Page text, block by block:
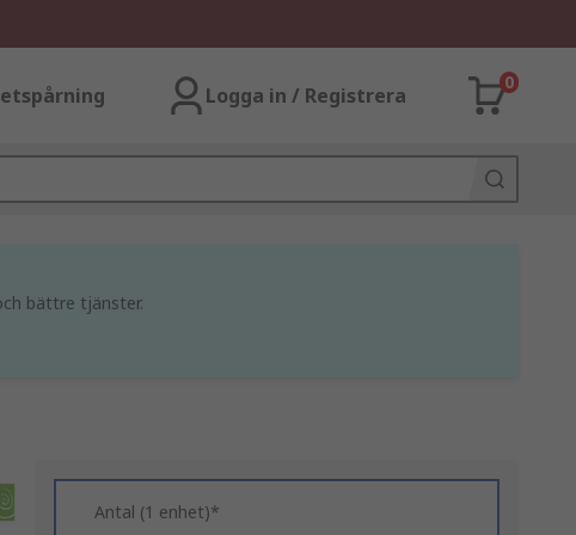
Logga in / Registrera
0
bättre tjänster.
Antal (1 enhet)*